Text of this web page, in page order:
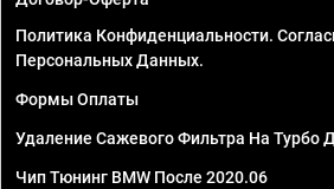
Политика Конфиденциальности.
Персональных Данных.
Формы Оплаты
Удаление Сажевого Фильтра На Турбо
Чип Тюнинг BMW После 2020.06